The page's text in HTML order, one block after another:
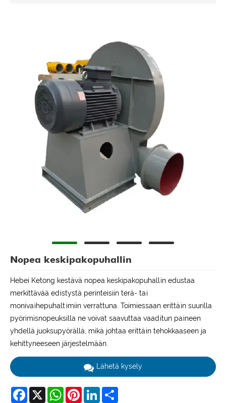
Nopea keskipakopuhallin
Hebei Ketong kestävä nopea keskipakopuhallin edustaa
merkittävää edistystä perinteisiin terä- tai
monivaihepuhaltimiin verrattuna. Toimiessaan erittäin suurilla
pyörimisnopeuksilla ne voivat saavuttaa vaaditun paineen
yhdellä juoksupyörällä, mikä johtaa erittäin tehokkaaseen ja
kehittyneeseen järjestelmään.
Lähetä kysely
Facebook
X WhatsAppPinterestLinkedIn